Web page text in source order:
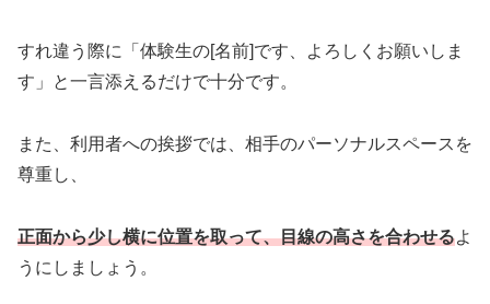
すれ違う際に「体験生の[名前]です、よろしくお願いしま
す」と一言添えるだけで十分です。
また、利用者への挨拶では、相手のパーソナルスペースを
尊重し、
正面から少し横に位置を取って、目線の高さを合わせるよ
うにしましょう。